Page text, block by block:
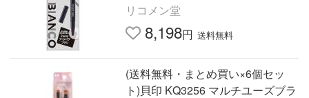
リコメン堂
8,198円 送料無料
(送料無料・まとめ買い×6個セッ
ト)貝印 KQ3256 マルチユーズブラ